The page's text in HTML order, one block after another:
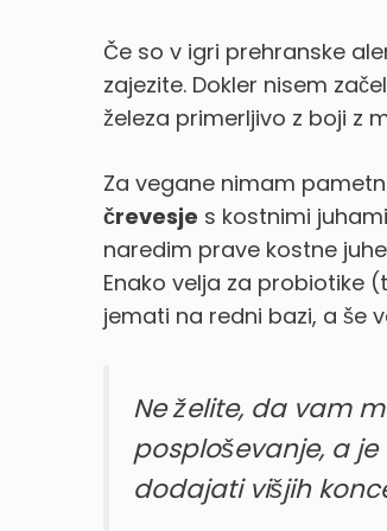
Če so v igri prehranske
zajezite. Dokler nisem
železa primerljivo z boji z
Za vegane nimam
črevesje s kostnimi
naredim prave kostne
Enako velja za probiotike
jemati na redni bazi, a še
Ne želite, da vam
posploševanje, a
dodajati višjih